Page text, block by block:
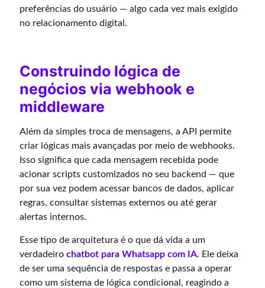
preferências do usuário — algo cada vez mais exigido
no relacionamento digital.
Construindo lógica de
negócios via webhook e
middleware
Além da simples troca de mensagens, a API permite
criar lógicas mais avançadas por meio de webhooks.
Isso significa que cada mensagem recebida pode
acionar scripts customizados no seu backend — que
por sua vez podem acessar bancos de dados, aplicar
regras, consultar sistemas externos ou até gerar
alertas internos.
Esse tipo de arquitetura é o que dá vida a um
verdadeiro chatbot para Whatsapp com IA. Ele deixa
de ser uma sequência de respostas e passa a operar
como um sistema de lógica condicional, reagindo a